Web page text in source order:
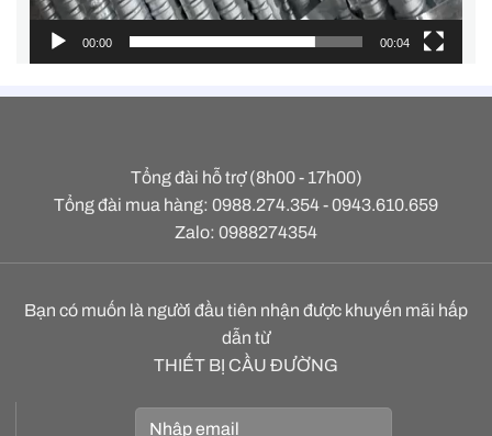
00:00 00:04
Tổng đài hỗ trợ (8h00 - 17h00)
Tổng đài mua hàng: 0988.274.354 - 0943.610.659
Zalo: 0988274354
Bạn có muốn là người đầu tiên nhận được khuyến mãi hấp
dẫn từ
THIẾT BỊ CẦU ĐƯỜNG